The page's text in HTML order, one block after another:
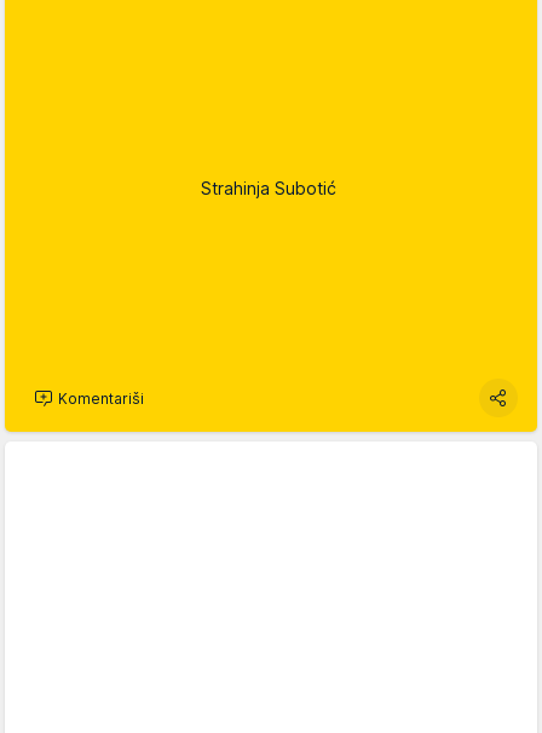
Strahinja Subotić
Komentariši